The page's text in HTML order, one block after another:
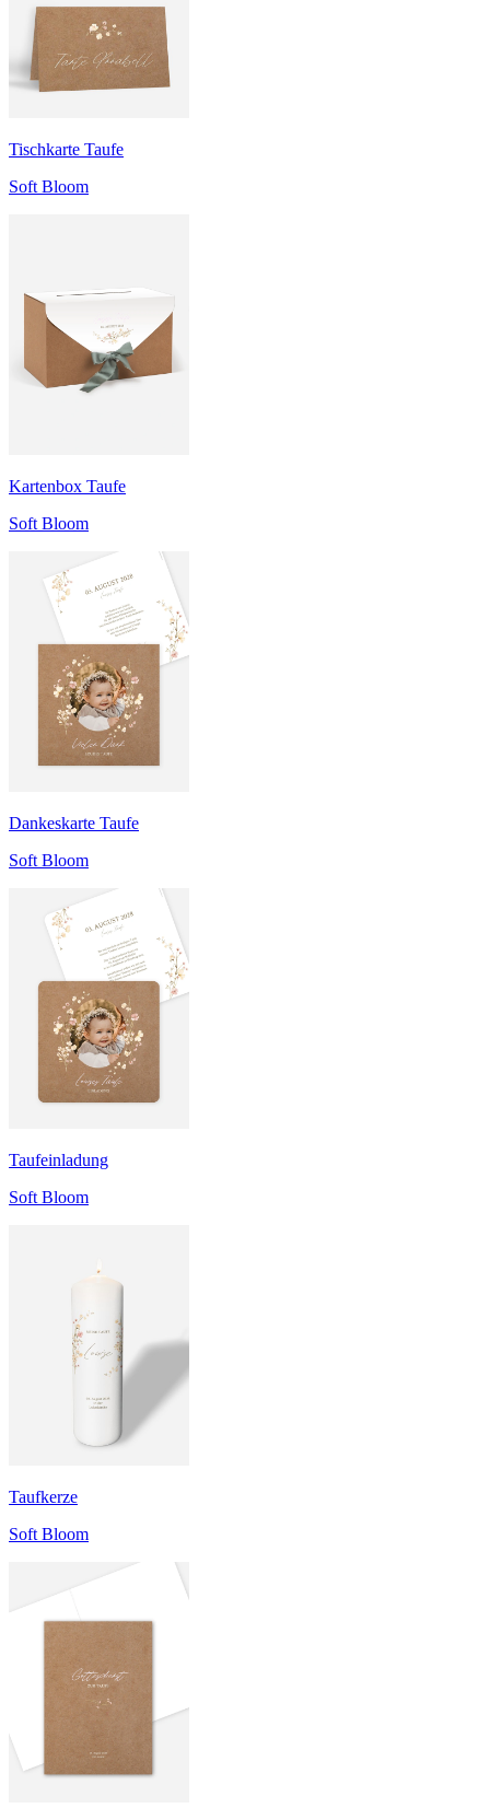
Tischkarte Taufe
Soft Bloom
Kartenbox Taufe
Soft Bloom
Dankeskarte Taufe
Soft Bloom
Taufeinladung
Soft Bloom
Taufkerze
Soft Bloom